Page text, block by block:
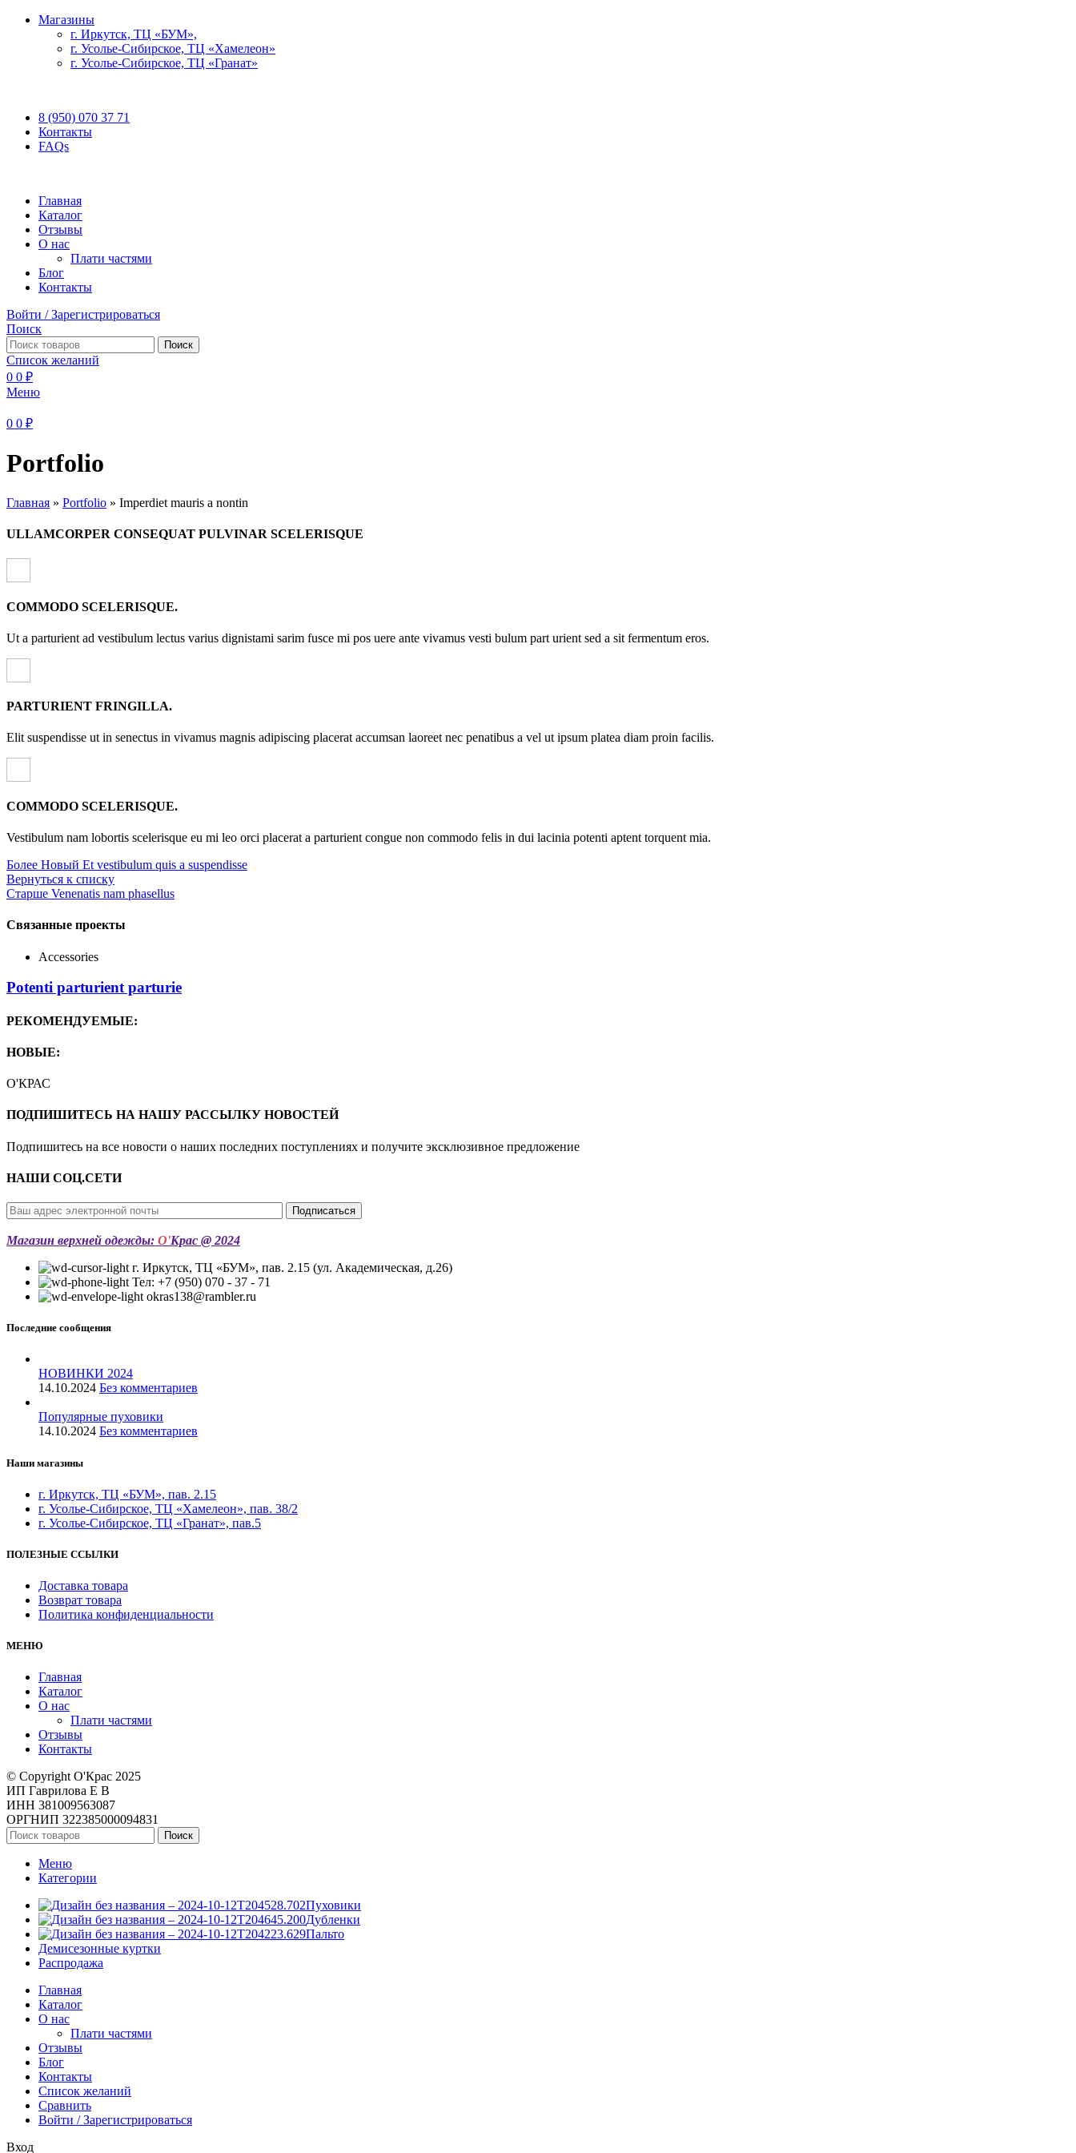
Магазины
г. Иркутск, ТЦ «БУМ»,
г. Усолье-Сибирское, ТЦ «Хамелеон»
г. Усолье-Сибирское, ТЦ «Гранат»
8 (950) 070 37 71
Контакты
FAQs
Главная
Каталог
Отзывы
О нас
Плати частями
Блог
Контакты
Войти / Зарегистрироваться
Поиск
Поиск
Список желаний
0 0 ₽
Меню
0 0 ₽
Portfolio
Главная » Portfolio » Imperdiet mauris a nontin
ULLAMCORPER CONSEQUAT PULVINAR SCELERISQUE
COMMODO SCELERISQUE.
Ut a parturient ad vestibulum lectus varius dignistami sarim fusce mi pos uere ante vivamus vesti bulum part urient sed a sit fermentum eros.
PARTURIENT FRINGILLA.
Elit suspendisse ut in senectus in vivamus magnis adipiscing placerat accumsan laoreet nec penatibus a vel ut ipsum platea diam proin facilis.
COMMODO SCELERISQUE.
Vestibulum nam lobortis scelerisque eu mi leo orci placerat a parturient congue non commodo felis in dui lacinia potenti aptent torquent mia.
Более Новый Et vestibulum quis a suspendisse
Вернуться к списку
Старше Venenatis nam phasellus
Связанные проекты
Accessories
Potenti parturient parturie
РЕКОМЕНДУЕМЫЕ:
НОВЫЕ:
О'КРАС
ПОДПИШИТЕСЬ НА НАШУ РАССЫЛКУ НОВОСТЕЙ
Подпишитесь на все новости о наших последних поступлениях и получите эксклюзивное предложение
НАШИ СОЦ.СЕТИ
Магазин верхней одежды: О'Крас @ 2024
г. Иркутск, ТЦ «БУМ», пав. 2.15 (ул. Академическая, д.26)
Тел: +7 (950) 070 - 37 - 71
okras138@rambler.ru
Последние сообщения
НОВИНКИ 2024
14.10.2024 Без комментариев
Популярные пуховики
14.10.2024 Без комментариев
Наши магазины
г. Иркутск, ТЦ «БУМ», пав. 2.15
г. Усолье-Сибирское, ТЦ «Хамелеон», пав. 38/2
г. Усолье-Сибирское, ТЦ «Гранат», пав.5
ПОЛЕЗНЫЕ ССЫЛКИ
Доставка товара
Возврат товара
Политика конфиденциальности
МЕНЮ
Главная
Каталог
О нас
Плати частями
Отзывы
Контакты
© Copyright О'Крас 2025
ИП Гаврилова Е В
ИНН 381009563087
ОРГНИП 322385000094831
Поиск
Меню
Категории
Пуховики
Дубленки
Пальто
Демисезонные куртки
Распродажа
Главная
Каталог
О нас
Плати частями
Отзывы
Блог
Контакты
Список желаний
Сравнить
Войти / Зарегистрироваться
Вход